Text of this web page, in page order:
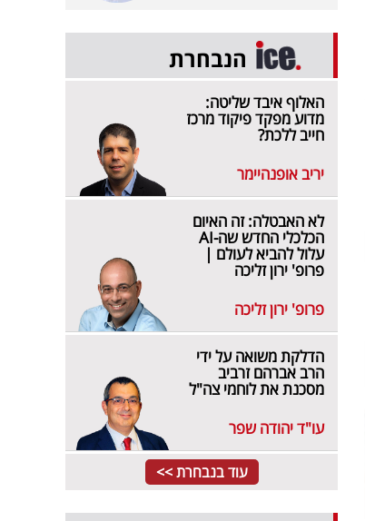
הנבחרת
האלוף איבד שליטה:
מדוע מפקד פיקוד מרכז
חייב ללכת?
יריב אופנהיימר
לא האבטלה: זה האיום
הכלכלי החדש שה-AI
עלול להביא לעולם |
פרופ' ירון זליכה
פרופ' ירון זליכה
הדלקת משואה על ידי
הרב אברהם זרביב
מסכנת את לוחמי צה"ל
עו"ד יהודה שפר
עוד בנבחרת >>